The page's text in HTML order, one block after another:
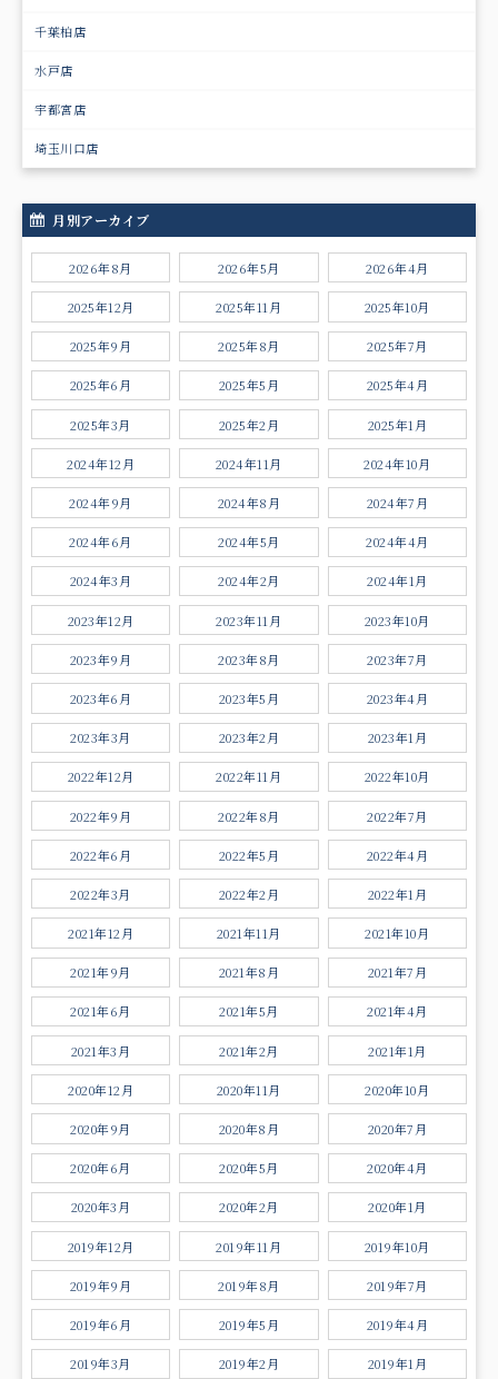
千葉柏店
水戸店
宇都宮店
埼玉川口店
月別アーカイブ
2026年8月 2026年5月 2026年4月
2025年12月 2025年11月 2025年10月
2025年9月 2025年8月 2025年7月
2025年6月 2025年5月 2025年4月
2025年3月 2025年2月 2025年1月
2024年12月 2024年11月 2024年10月
2024年9月 2024年8月 2024年7月
2024年6月 2024年5月 2024年4月
2024年3月 2024年2月 2024年1月
2023年12月 2023年11月 2023年10月
2023年9月 2023年8月 2023年7月
2023年6月 2023年5月 2023年4月
2023年3月 2023年2月 2023年1月
2022年12月 2022年11月 2022年10月
2022年9月 2022年8月 2022年7月
2022年6月 2022年5月 2022年4月
2022年3月 2022年2月 2022年1月
2021年12月 2021年11月 2021年10月
2021年9月 2021年8月 2021年7月
2021年6月 2021年5月 2021年4月
2021年3月 2021年2月 2021年1月
2020年12月 2020年11月 2020年10月
2020年9月 2020年8月 2020年7月
2020年6月 2020年5月 2020年4月
2020年3月 2020年2月 2020年1月
2019年12月 2019年11月 2019年10月
2019年9月 2019年8月 2019年7月
2019年6月 2019年5月 2019年4月
2019年3月 2019年2月 2019年1月